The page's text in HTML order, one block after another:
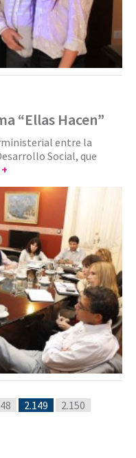
“Ellas Hacen”
entre la
Social, que
2.149
2.150